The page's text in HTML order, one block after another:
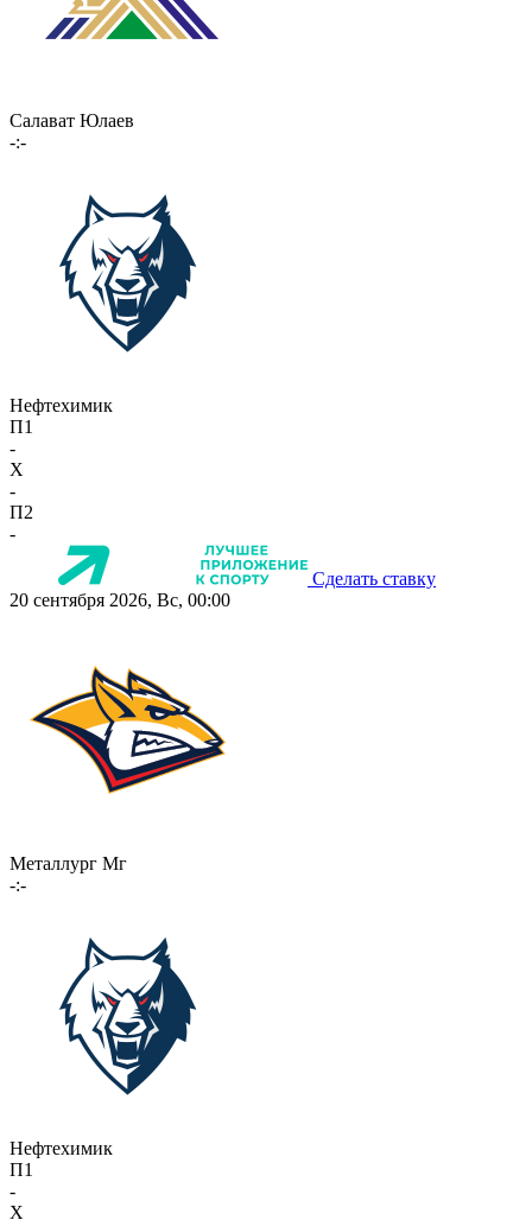
Салават Юлаев
-:-
Нефтехимик
П1
-
X
-
П2
-
Сделать ставку
20 сентября 2026, Вс, 00:00
Металлург Мг
-:-
Нефтехимик
П1
-
X